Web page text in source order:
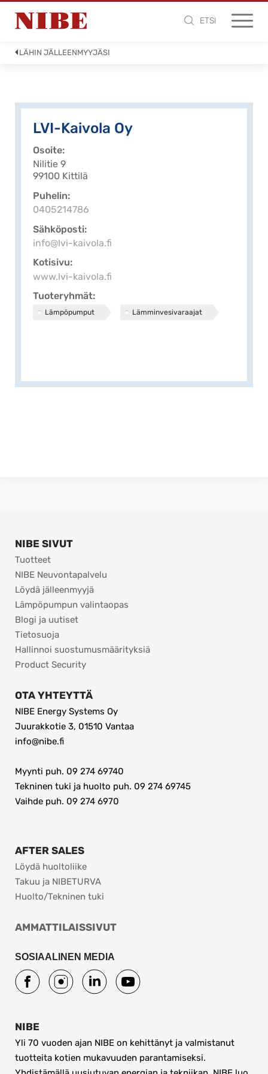
ETSI
LÄHIN JÄLLEENMYYJÄSI
LVI-Kaivola Oy
Osoite
Nilitie 9
99100 Kittilä
Puhelin
0405214786
Sähköposti
info@lvi-kaivola.fi
Kotisivu
www.lvi-kaivola.fi
Tuoteryhmät
Lämpöpumput Lämminvesivaraajat
NIBE
Yli 70 vuoden ajan NIBE on kehittänyt ja valmistanut
tuotteita kotien mukavuuden parantamiseksi.
NIBE SIVUT
Tuotteet
NIBE Neuvontapalvelu
Löydä jälleenmyyjä
Lämpöpumpun valintaopas
Blogi ja uutiset
Tietosuoja
Hallinnoi suostumusmäärityksiä
Product Security
OTA YHTEYTTÄ
NIBE Energy Systems Oy
Juurakkotie 3, 01510 Vantaa
info@nibe.fi
Myynti puh. 09 274 69740
Tekninen tuki ja huolto puh. 09 274 69745
Vaihde puh. 09 274 6970
AFTER SALES
Löydä huoltoliike
Takuu ja NIBETURVA
Huolto/Tekninen tuki
AMMATTILAISSIVUT
SOSIAALINEN MEDIA